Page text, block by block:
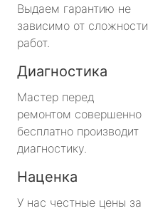
Выдаем гарантию не
зависимо от сложности
работ.
Диагностика
Мастер перед
ремонтом совершенно
бесплатно производит
диагностику.
Наценка
У нас честные цены за